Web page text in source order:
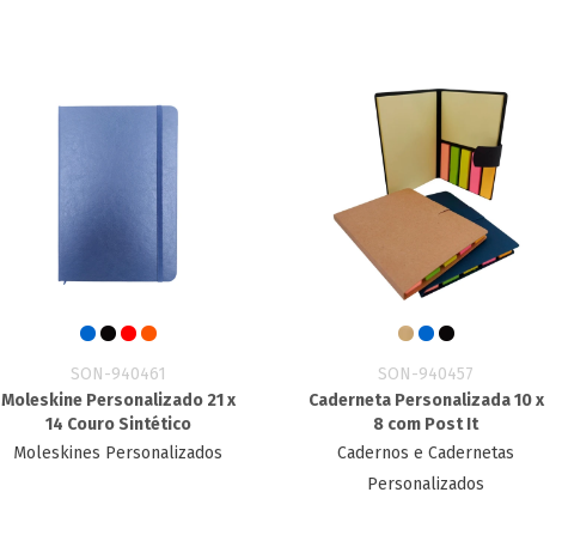
SON-940461
Moleskine Personalizado 21 x
14 Couro Sintético
Moleskines Personalizados
SON-940457
Caderneta Personalizada 10 x
8 com Post It
Cadernos e Cadernetas
Personalizados